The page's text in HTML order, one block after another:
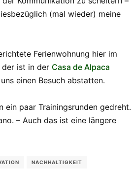
(mal wieder) meine
Ferienwohnung hier im
der ist in der Casa de Alpaca
einen Besuch abstatten.
ein paar Trainingsrunden gedreht.
– Auch das ist eine längere
NACHHALTIGKEIT